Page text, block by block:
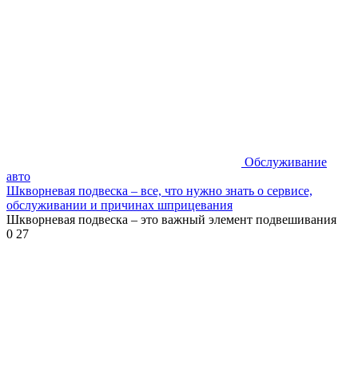
Обслуживание
авто
Шкворневая подвеска – все, что нужно знать о сервисе,
обслуживании и причинах шприцевания
Шкворневая подвеска – это важный элемент подвешивания
0 27